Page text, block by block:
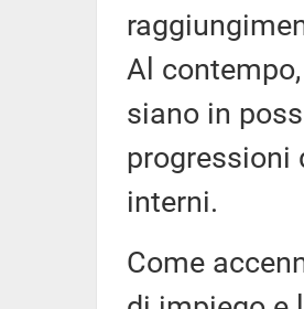
Al
siano in
progressioni
interni.
Come